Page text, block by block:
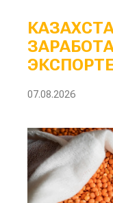
07.08.2026